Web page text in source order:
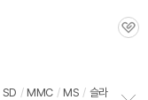
관
SD / MMC / MS / 슬라